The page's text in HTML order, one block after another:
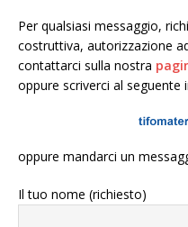
Per qualsiasi messaggio,
costruttiva, autorizzazione
contattarci sulla nostra
oppure scriverci al seguente
oppure mandarci un
Il tuo nome (richiesto)